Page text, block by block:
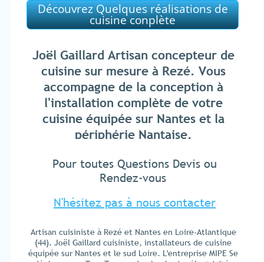
Découvrez Quelques réalisations de
cuisine conplète
Joël Gaillard Artisan concepteur de
cuisine sur mesure à Rezé. Vous
accompagne de la conception à
l'installation complète de votre
cuisine équipée sur Nantes et la
périphérie Nantaise.
Pour toutes Questions Devis ou
Rendez-vous
N'hésitez pas à nous contacter
Artisan cuisiniste à Rezé et Nantes en Loire-Atlantique
(44). Joël Gaillard cuisiniste, installateurs de cuisine
équipée sur Nantes et le sud Loire. L'entreprise MIPE Se